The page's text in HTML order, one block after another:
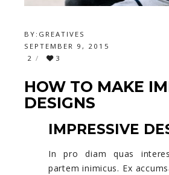
BY: GREATIVES
SEPTEMBER 9, 2015
2
3
HOW TO MAKE
DESIGNS
IMPRESSIVE
In pro diam quas
partem inimicus. Ex